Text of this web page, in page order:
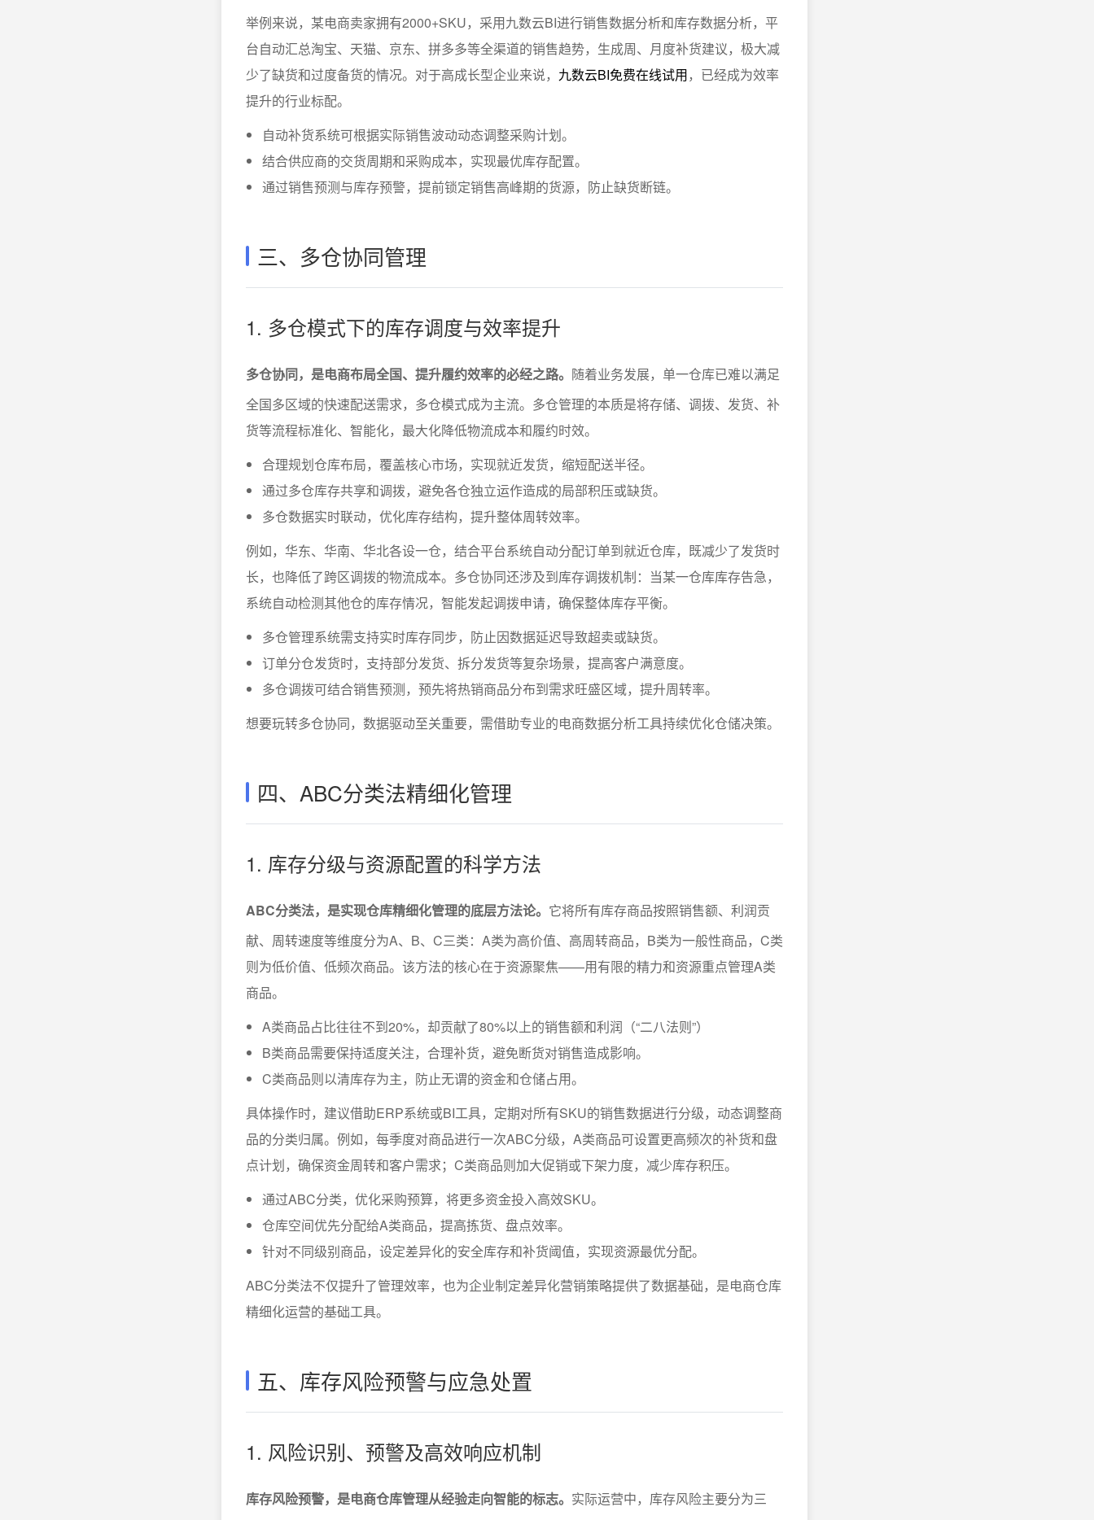
举例来说，某电商卖家拥有2000+SKU，采用九数云BI进行销售数据分析和库存数据分析，平
台自动汇总淘宝、天猫、京东、拼多多等全渠道的销售趋势，生成周、月度补货建议，极大减
少了缺货和过度备货的情况。对于高成长型企业来说， 九数云BI免费在线试用，已经成为效率
提升的行业标配。
自动补货系统可根据实际销售波动动态调整采购计划。
结合供应商的交货周期和采购成本，实现最优库存配置。
通过销售预测与库存预警，提前锁定销售高峰期的货源，防止缺货断链。
三、多仓协同管理
1. 多仓模式下的库存调度与效率提升
多仓协同，是电商布局全国、提升履约效率的必经之路。 随着业务发展，单一仓库已难以满足
全国多区域的快速配送需求，多仓模式成为主流。多仓管理的本质是将存储、调拨、发货、补
货等流程标准化、智能化，最大化降低物流成本和履约时效。
合理规划仓库布局，覆盖核心市场，实现就近发货，缩短配送半径。
通过多仓库存共享和调拨，避免各仓独立运作造成的局部积压或缺货。
多仓数据实时联动，优化库存结构，提升整体周转效率。
例如，华东、华南、华北各设一仓，结合平台系统自动分配订单到就近仓库，既减少了发货时
长，也降低了跨区调拨的物流成本。多仓协同还涉及到库存调拨机制：当某一仓库库存告急，
系统自动检测其他仓的库存情况，智能发起调拨申请，确保整体库存平衡。
多仓管理系统需支持实时库存同步，防止因数据延迟导致超卖或缺货。
订单分仓发货时，支持部分发货、拆分发货等复杂场景，提高客户满意度。
多仓调拨可结合销售预测，预先将热销商品分布到需求旺盛区域，提升周转率。
想要玩转多仓协同，数据驱动至关重要，需借助专业的电商数据分析工具持续优化仓储决策。
四、ABC分类法精细化管理
1. 库存分级与资源配置的科学方法
ABC分类法，是实现仓库精细化管理的底层方法论。 它将所有库存商品按照销售额、利润贡
献、周转速度等维度分为A、B、C三类：A类为高价值、高周转商品，B类为一般性商品，C类
则为低价值、低频次商品。该方法的核心在于资源聚焦——用有限的精力和资源重点管理A类
商品。
A类商品占比往往不到20%，却贡献了80%以上的销售额和利润（“二八法则”）
B类商品需要保持适度关注，合理补货，避免断货对销售造成影响。
C类商品则以清库存为主，防止无谓的资金和仓储占用。
具体操作时，建议借助ERP系统或BI工具，定期对所有SKU的销售数据进行分级，动态调整商
品的分类归属。例如，每季度对商品进行一次ABC分级，A类商品可设置更高频次的补货和盘
点计划，确保资金周转和客户需求；C类商品则加大促销或下架力度，减少库存积压。
通过ABC分类，优化采购预算，将更多资金投入高效SKU。
仓库空间优先分配给A类商品，提高拣货、盘点效率。
针对不同级别商品，设定差异化的安全库存和补货阈值，实现资源最优分配。
ABC分类法不仅提升了管理效率，也为企业制定差异化营销策略提供了数据基础，是电商仓库
精细化运营的基础工具。
五、库存风险预警与应急处置
1. 风险识别、预警及高效响应机制
库存风险预警，是电商仓库管理从经验走向智能的标志。 实际运营中，库存风险主要分为三